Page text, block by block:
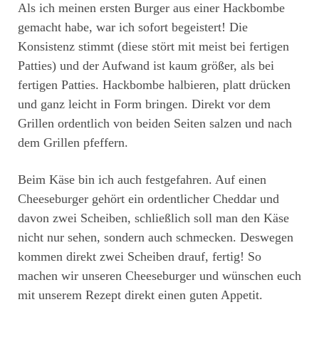
Als ich meinen ersten Burger aus einer Hackbombe
gemacht habe, war ich sofort begeistert! Die
Konsistenz stimmt (diese stört mit meist bei fertigen
Patties) und der Aufwand ist kaum größer, als bei
fertigen Patties. Hackbombe halbieren, platt drücken
und ganz leicht in Form bringen. Direkt vor dem
Grillen ordentlich von beiden Seiten salzen und nach
dem Grillen pfeffern.
Beim Käse bin ich auch festgefahren. Auf einen
Cheeseburger gehört ein ordentlicher Cheddar und
davon zwei Scheiben, schließlich soll man den Käse
nicht nur sehen, sondern auch schmecken. Deswegen
kommen direkt zwei Scheiben drauf, fertig! So
machen wir unseren Cheeseburger und wünschen euch
mit unserem Rezept direkt einen guten Appetit.